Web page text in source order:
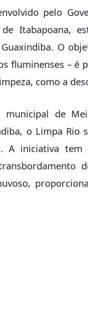
pelo
Itabapoana,
O
fluminenses – é
como a
de
o Limpa Rio
A iniciativa